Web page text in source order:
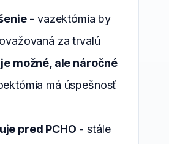
- vazektómia by
za trvalú
možné, ale náročné
má úspešnosť
pred PCHO - stále